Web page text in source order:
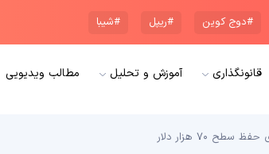
#دوج کوین #ریپل #شیبا
قانونگذاری آموزش و تحلیل
مطالب ویدیویی